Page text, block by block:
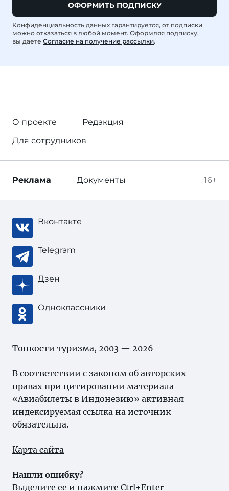
ОФОРМИТЬ ПОДПИСКУ
Конфиденциальность данных гарантируется, от подписки
можно отказаться в любой момент. Оформляя подписку,
вы даете Согласие на получение рассылки.
О проекте
Редакция
Для сотрудников
16+
Реклама Документы
Вконтакте
Telegram
Дзен
Одноклассники
Тонкости туризма, 2003 — 2026
В соответствии с законом об авторских
правах при цитировании материала
«Авиабилеты в Индонезию» активная
индексируемая ссылка на источник
обязательна.
Карта сайта
Нашли ошибку?
Выделите ее и нажмите Ctrl+Enter